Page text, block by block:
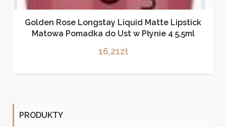
Golden Rose Longstay Liquid Matte Lipstick
Matowa Pomadka do Ust w Płynie 4 5,5ml
16,21zł
PRODUKTY